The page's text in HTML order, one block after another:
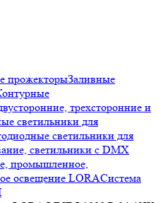
прожекторыЗаливные
трехсторонние и
светильники для
светильники для
светильники с DMX
промышленное,
освещение LORAСистема